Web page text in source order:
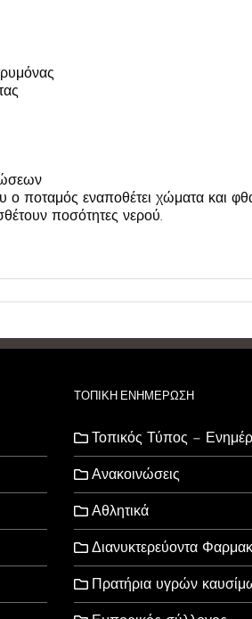
ο ποταμός εναποθέτει χώματα και
ποσότητες νερού.
ΤΟΠΙΚΗ ΕΝΗΜΕΡΩΣΗ
Τοπικός Τύπος –
Ανακοινώσεις
Αθλητικά
Διανυκτερεύοντα
Πρατήρια υγρών